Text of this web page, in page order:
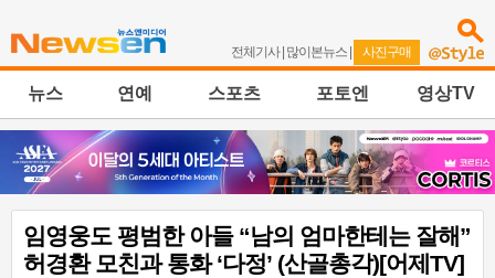
전체기사| 많이본뉴스 | 사진구매
뉴스 연예 스포츠 포토엔 영상TV
임영웅도 평범한 아들 “남의 엄마한테는 잘해”
허경환 모친과 통화 ‘다정’ (산골총각)[어제TV]